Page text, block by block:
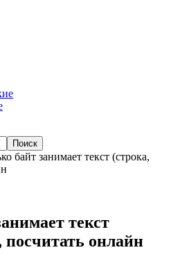
байт занимает текст (строка,
текст
посчитать онлайн